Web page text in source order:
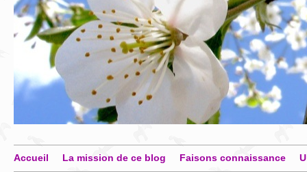
Accueil La mission de ce blog Faisons connaissance